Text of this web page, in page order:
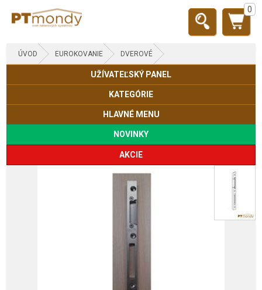
0
ÚVOD EUROKOVANIE DVEROVÉ
UŽÍVATEĽSKÝ PANEL
KATEGÓRIE
HLAVNÉ MENU
NOVINKY
AKCIE